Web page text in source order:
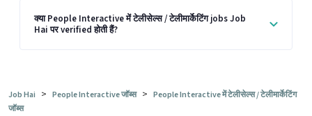
क्या People Interactive में टेलीसेल्स / टेलीमार्केटिंग jobs Job
Hai पर verified होती हैं?
Job Hai > People Interactive जॉब्स > People Interactive में टेलीसेल्स / टेलीमार्केटिंग
जॉब्स